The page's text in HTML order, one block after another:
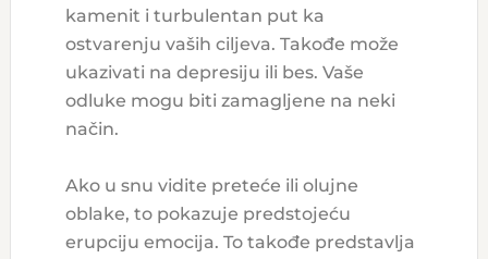
kamenit i turbulentan put ka
ostvarenju vaših ciljeva. Takođe može
ukazivati na depresiju ili bes. Vaše
odluke mogu biti zamagljene na neki
način.
Ako u snu vidite preteće ili olujne
oblake, to pokazuje predstojeću
erupciju emocija. To takođe predstavlja